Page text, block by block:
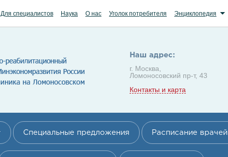
Для специалистов Наука О нас Уголок потребителя Энциклопедия
Наш адрес:
г. Москва,
Ломоносовский пр-т, 43
Контакты и карта
Специальные предложения Расписание врачей